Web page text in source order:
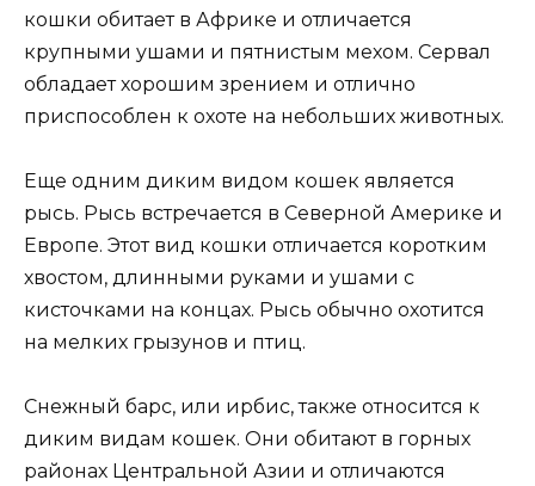
кошки обитает в Африке и отличается
крупными ушами и пятнистым мехом. Сервал
обладает хорошим зрением и отлично
приспособлен к охоте на небольших животных.
Еще одним диким видом кошек является
рысь. Рысь встречается в Северной Америке и
Европе. Этот вид кошки отличается коротким
хвостом, длинными руками и ушами с
кисточками на концах. Рысь обычно охотится
на мелких грызунов и птиц.
Снежный барс, или ирбис, также относится к
диким видам кошек. Они обитают в горных
районах Центральной Азии и отличаются